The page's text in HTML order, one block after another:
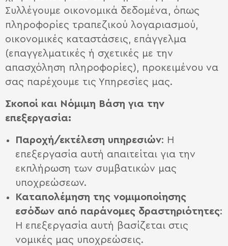
Συλλέγουμε οικονομικά δεδομένα, όπως
πληροφορίες τραπεζικού λογαριασμού,
οικονομικές καταστάσεις, επάγγελμα
(επαγγελματικές ή σχετικές με την
απασχόληση πληροφορίες), προκειμένου να
σας παρέχουμε τις Υπηρεσίες μας.
Σκοποί και N όμιμη Bάση για την
επεξεργασία:
Παροχή/εκτέλεση υπηρεσιών: Η
επεξεργασία αυτή απαιτείται για την
εκπλήρωση των συμβατικών μας
υποχρεώσεων.
Καταπολέμηση της νομιμοποίησης
εσόδων από παράνομες δραστηριότητες:
Η επεξεργασία αυτή βασίζεται στις
νομικές μας υποχρεώσεις.